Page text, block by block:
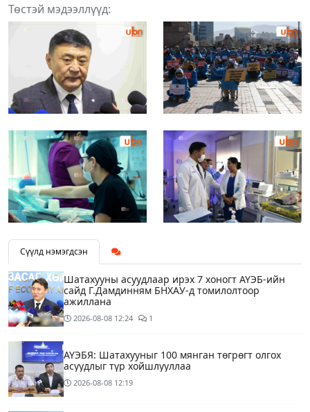
Төстэй мэдээллүүд:
Сүүлд нэмэгдсэн
Шатахууны асуудлаар ирэх 7 хоногт АҮЭБ-ийн
сайд Г.Дамдинням БНХАУ-д томилолтоор
ажиллана
2026-08-08 12:24 1
АҮЭБЯ: Шатахууныг 100 мянган төгрөгт олгох
асуудлыг түр хойшлууллаа
2026-08-08 12:19